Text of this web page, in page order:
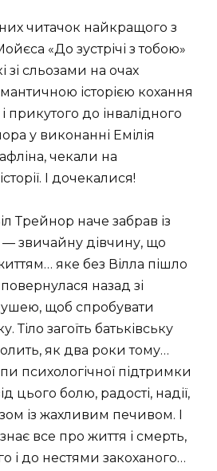
читачок найкращого з
«До зустрічі з тобою»
зі сльозами на очах
історією кохання
прикутого до інвалідного
у виконанні Емілія
чекали на
І дочекалися!
Трейнор наче забрав із
— звичайну дівчину, що
яке без Вілла пішло
назад зі
щоб спробувати
Тіло загоїть батьківську
як два роки тому…
психологічної підтримки
цього болю, радості, надії,
із жахливим печивом.
все про життя і смерть,
і до нестями закоханого…